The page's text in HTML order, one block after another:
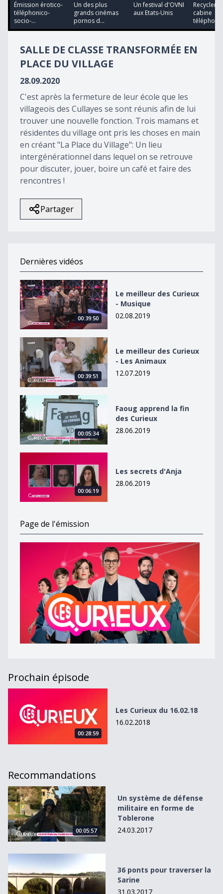
32
minutes,
39
seconds
Émission érotico-
téléphonico-
socio-...
Un des plus
grands cinémas
pornos d...
Un festival d'OVNI
aux Etats-Unis
Recycler
cabine
SALLE DE CLASSE TRANSFORMÉE EN
PLACE DU VILLAGE
28.09.2020
C'est après la fermeture de leur école que les
villageois des Cullayes se sont réunis afin de lui
trouver une nouvelle fonction. Trois mamans et
résidentes du village ont pris les choses en main
en créant "La Place du Village": Un lieu
intergénérationnel dans lequel on se retrouve
pour discuter, jouer, boire un café et faire des
rencontres !
Partager
Dernières vidéos
Le meilleur des Curieux - Musique
00:39:50
Le meilleur des Curieux
- Musique
02.08.2019
Le meilleur des Curieux - Les Animaux
00:39:51
Le meilleur des Curieux
- Les Animaux
12.07.2019
Faoug apprend la fin des Curieux
00:05:34
Faoug apprend la fin
des Curieux
28.06.2019
00:06:19
Les secrets d'Anja
28.06.2019
Page de l'émission
Prochain épisode
00:28:59
Les Curieux du 16.02.18
16.02.2018
Recommandations
Un système de défense militaire en forme de Toblerone
00:05:57
Un système de défense
militaire en forme de
Toblerone
24.03.2017
36 ponts pour traverser la Sarine
36 ponts pour traverser la
Sarine
31.03.2017